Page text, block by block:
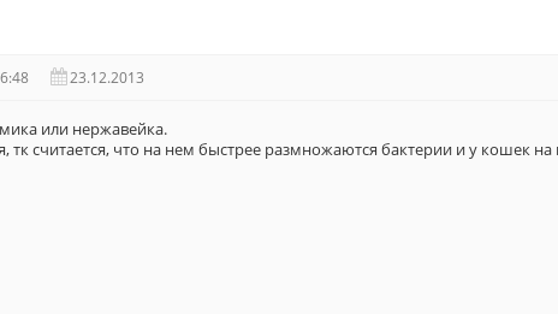
23.12.2013
или нержавейка.
тк считается, что на нем быстрее размножаются бактерии и у кошек